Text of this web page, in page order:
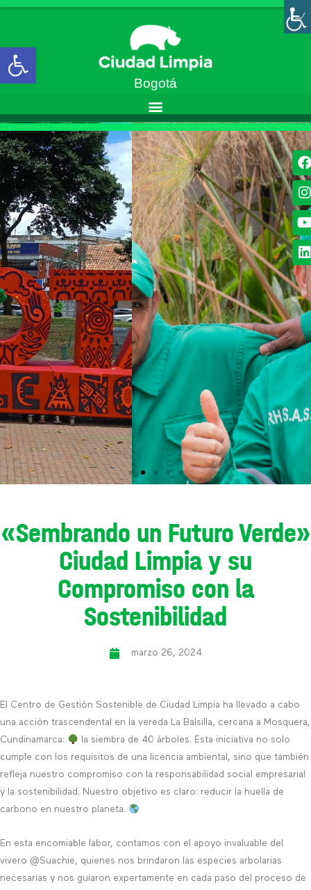
Abrir barra de herramientas
Bogotá
«Sembrando un Futuro Verde»
Ciudad Limpia y su
Compromiso con la
Sostenibilidad
marzo 26, 2024
El Centro de Gestión Sostenible de Ciudad Limpia ha llevado a cabo
una acción trascendental en la vereda La Balsilla, cercana a Mosquera,
Cundinamarca:
la siembra de 40 árboles. Esta iniciativa no solo
cumple con los requisitos de una licencia ambiental, sino que también
refleja nuestro compromiso con la responsabilidad social empresarial
y la sostenibilidad. Nuestro objetivo es claro: reducir la huella de
carbono en nuestro planeta.
En esta encomiable labor, contamos con el apoyo invaluable del
vivero @Suachie, quienes nos brindaron las especies arbolarias
necesarias y nos guiaron expertamente en cada paso del proceso de